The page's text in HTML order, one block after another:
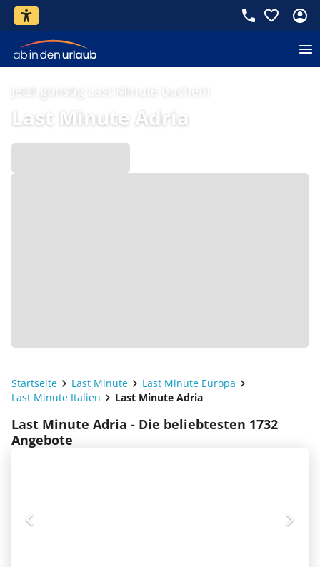
Jetzt günstig Last Minute buchen!
Last Minute Adria
Startseite Last Minute
Last Minute Europa
Last Minute Italien
Last Minute Adria
Last Minute Adria - Die beliebtesten 1732
Angebote